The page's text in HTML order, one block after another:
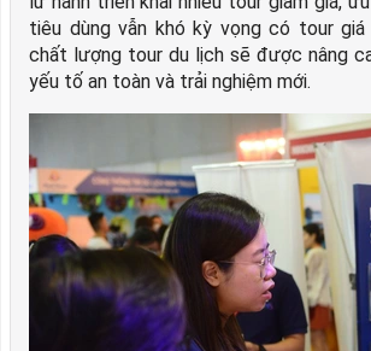
tiêu dùng vẫn khó kỳ vọng có tour
chất lượng tour du lịch sẽ được nâng
yếu tố an toàn và trải nghiệm mới.